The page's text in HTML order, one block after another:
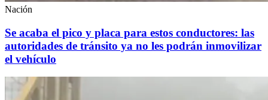
Nación
Se acaba el pico y placa para estos conductores: las
autoridades de tránsito ya no les podrán inmovilizar
el vehículo